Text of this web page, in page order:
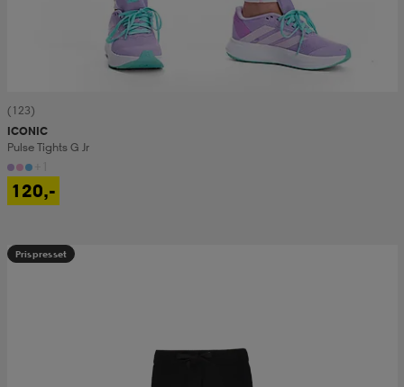
(123)
ICONIC
Pulse Tights G Jr
120,-
Prispresset